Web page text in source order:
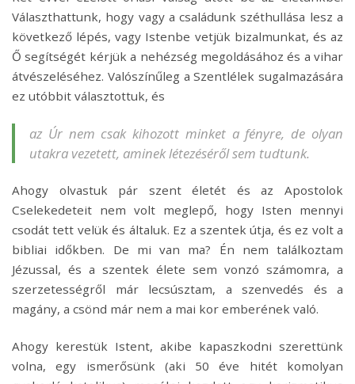
Választhattunk, hogy vagy a családunk széthullása lesz a
következő lépés, vagy Istenbe vetjük bizalmunkat, és az
Ő segítségét kérjük a nehézség megoldásához és a vihar
átvészeléséhez. Valószínűleg a Szentlélek sugalmazására
ez utóbbit választottuk, és
az Úr nem csak kihozott minket a fényre, de olyan
utakra vezetett, aminek létezéséről sem tudtunk.
Ahogy olvastuk pár szent életét és az Apostolok
Cselekedeteit nem volt meglepő, hogy Isten mennyi
csodát tett velük és általuk. Ez a szentek útja, és ez volt a
bibliai időkben. De mi van ma? Én nem találkoztam
Jézussal, és a szentek élete sem vonzó számomra, a
szerzetességről már lecsúsztam, a szenvedés és a
magány, a csönd már nem a mai kor emberének való.
Ahogy kerestük Istent, akibe kapaszkodni szerettünk
volna, egy ismerősünk (aki 50 éve hitét komolyan